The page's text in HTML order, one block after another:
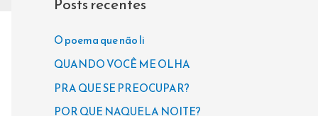
i
s
a
O poema que não li
QUANDO VOCÊ ME OLHA
PRA QUE SE PREOCUPAR?
POR QUE NAQUELA NOITE?